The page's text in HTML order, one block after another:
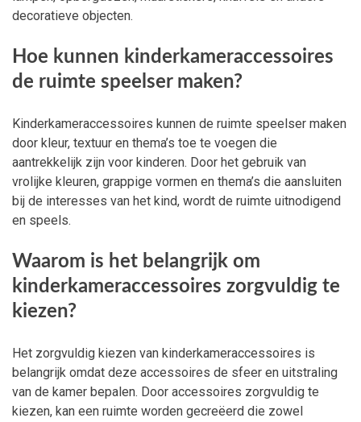
decoratieve objecten.
Hoe kunnen kinderkameraccessoires
de ruimte speelser maken?
Kinderkameraccessoires kunnen de ruimte speelser maken
door kleur, textuur en thema’s toe te voegen die
aantrekkelijk zijn voor kinderen. Door het gebruik van
vrolijke kleuren, grappige vormen en thema’s die aansluiten
bij de interesses van het kind, wordt de ruimte uitnodigend
en speels.
Waarom is het belangrijk om
kinderkameraccessoires zorgvuldig te
kiezen?
Het zorgvuldig kiezen van kinderkameraccessoires is
belangrijk omdat deze accessoires de sfeer en uitstraling
van de kamer bepalen. Door accessoires zorgvuldig te
kiezen, kan een ruimte worden gecreëerd die zowel